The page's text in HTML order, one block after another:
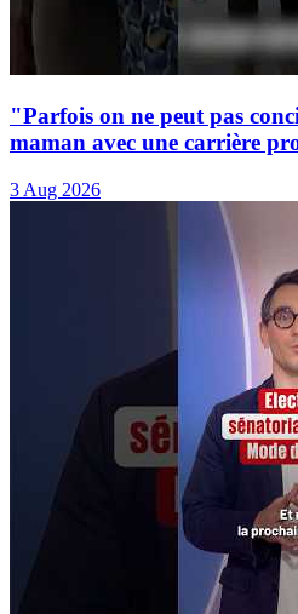
"Parfois on ne peut pas
maman avec une carrière
3 Aug 2026